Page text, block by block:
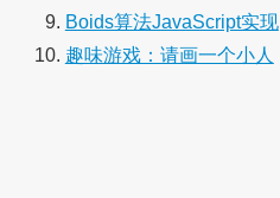
Boids算法JavaScript实现
趣味游戏：请画一个小人